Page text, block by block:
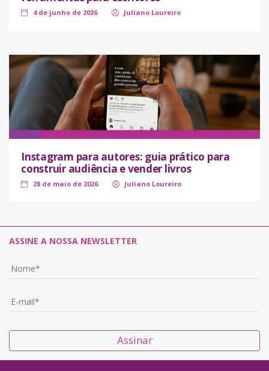
4 de junho de 2026 Juliano Loureiro
Instagram para autores: guia prático para
construir audiência e vender livros
28 de maio de 2026 Juliano Loureiro
ASSINE A NOSSA NEWSLETTER
Assinar